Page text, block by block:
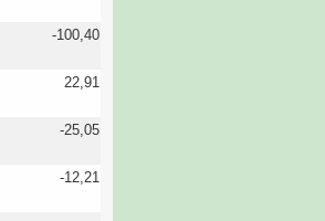
-100,40
22,91
-25,05
-12,21